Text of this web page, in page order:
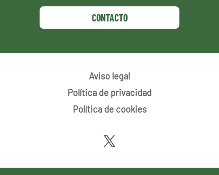
CONTACTO
Aviso legal
Política de privacidad
Política de cookies